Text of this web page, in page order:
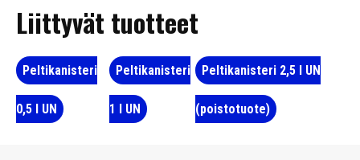
Liittyvät tuotteet
Peltikanisteri
0,5 l UN
Peltikanisteri
1 l UN
Peltikanisteri 2,5 l UN
(poistotuote)